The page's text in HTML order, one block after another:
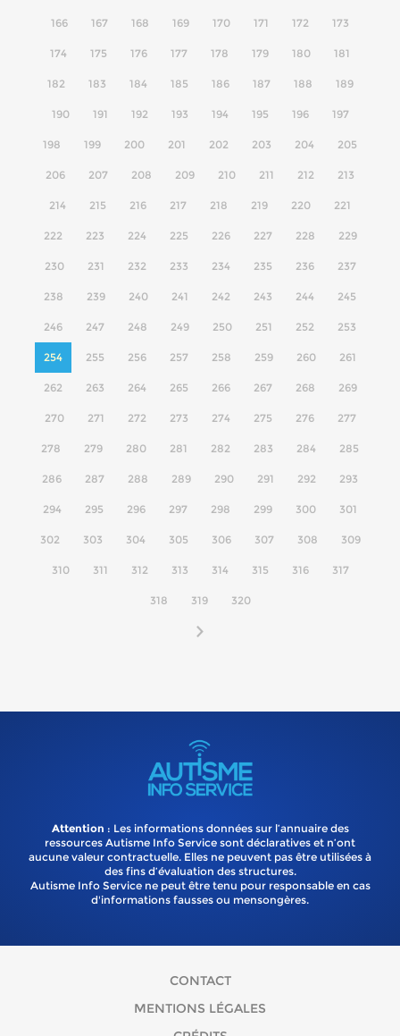
166 167 168 169 170 171 172 173
174 175 176 177 178 179 180 181
182 183 184 185 186 187 188 189
190 191 192 193 194 195 196 197
198 199 200 201 202 203 204 205
206 207 208 209 210 211 212 213
214 215 216 217 218 219 220 221
222 223 224 225 226 227 228 229
230 231 232 233 234 235 236 237
238 239 240 241 242 243 244 245
246 247 248 249 250 251 252 253
254 255 256 257 258 259 260 261
262 263 264 265 266 267 268 269
270 271 272 273 274 275 276 277
278 279 280 281 282 283 284 285
286 287 288 289 290 291 292 293
294 295 296 297 298 299 300 301
302 303 304 305 306 307 308 309
310 311 312 313 314 315 316 317
318 319 320
Attention : Les informations données sur l’annuaire des
ressources Autisme Info Service sont déclaratives et n’ont
aucune valeur contractuelle. Elles ne peuvent pas être utilisées à
des fins d’évaluation des structures.
Autisme Info Service ne peut être tenu pour responsable en cas
d'informations fausses ou mensongères.
CONTACT
MENTIONS LÉGALES